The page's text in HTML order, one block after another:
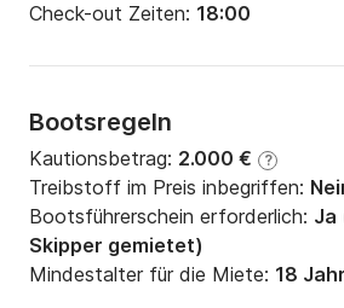
Check-out Zeiten: 18:00
Bootsregeln
Kautionsbetrag: 2.000 € ?
Treibstoff im Preis inbegriffen:
Bootsführerschein erforderlich: Ja
Skipper gemietet)
Mindestalter für die Miete: 18